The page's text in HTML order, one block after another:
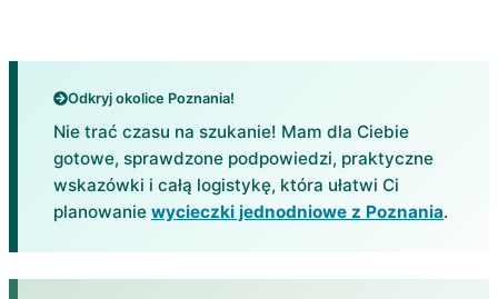
Odkryj okolice Poznania!
Nie trać czasu na szukanie! Mam dla Ciebie
gotowe, sprawdzone podpowiedzi, praktyczne
wskazówki i całą logistykę, która ułatwi Ci
planowanie wycieczki jednodniowe z Poznania.